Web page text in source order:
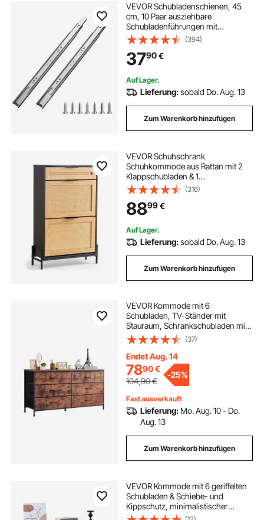
VEVOR Schubladenschienen, 45
cm, 10 Paar ausziehbare
Schubladenführungen mit
Kugellager, 45 kg Tragkraft, robuste
seitlich montierte
Kommodenschubladenführungen,
Schubladenschienen für den DIY-
Ersatz
(394)
3790€
Auf Lager.
Lieferung:sobald Do. Aug. 13
Zum Warenkorb hinzufügen
VEVOR Schuhschrank
Schuhkommode aus Rattan mit 2
Klappschubladen & 1
Ausziehschublade, Metallbeine,
schmaler Schuhschrank ideal für
Eingangsbereich Diele Schrank Flur
Schuhkipper Schwarz
(316)
8899€
Auf Lager.
Lieferung:sobald Do. Aug. 13
Zum Warenkorb hinzufügen
VEVOR Kommode mit 6
Schubladen, TV-Ständer mit
Stauraum, Schrankschubladen mit
stabilem Stahlrahmen, Stoff-
Aufbewahrungsturm für
Schlafzimmer Flur Schrank,
rustikales Braun
(37)
Endet Aug. 14
7890€
104,90€
-25%
Fast ausverkauft
Lieferung: Mo. Aug. 10 - Do.
Aug. 13
Zum Warenkorb hinzufügen
VEVOR Kommode mit 6 geriffelten
Schubladen & Schiebe- und
Kippschutz, minimalistischer
moderner Schubladenschrank